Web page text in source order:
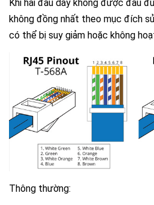
Khi hai đầu dây không được đấu
không đồng nhất theo mục đích
có thể bị suy giảm hoặc không
Thông thường: